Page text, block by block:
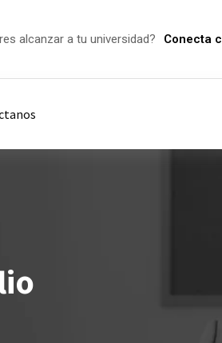
alcanzar a tu universidad? Conecta